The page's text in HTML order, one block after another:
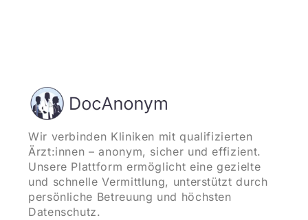
Wir verbinden Kliniken mit qualifizierten
Ärzt:innen – anonym, sicher und effizient.
Unsere Plattform ermöglicht eine gezielte
und schnelle Vermittlung, unterstützt durch
persönliche Betreuung und höchsten
Datenschutz.